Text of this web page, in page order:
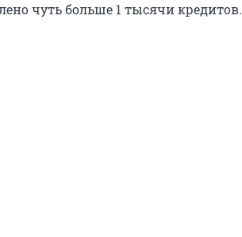
чуть больше 1 тысячи кредитов.